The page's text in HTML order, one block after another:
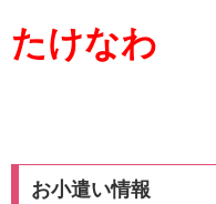
たけなわ
お小遣い情報